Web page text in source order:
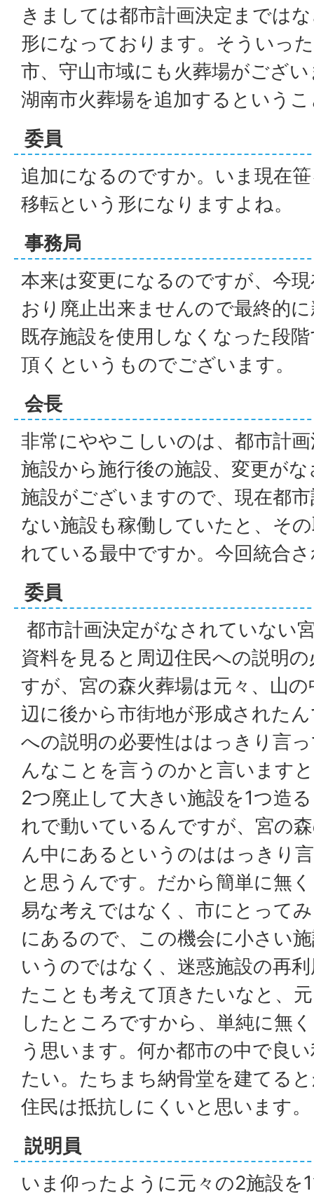
きましては都市計画決定までは
形になっております。そういっ
市、守山市域にも火葬場がござ
湖南市火葬場を追加するという
委員
追加になるのですか。いま現在
移転という形になりますよね。
事務局
本来は変更になるのですが、今
おり廃止出来ませんので最終的
既存施設を使用しなくなった段
頂くというものでございます。
会長
非常にややこしいのは、都市計
施設から施行後の施設、変更が
施設がございますので、現在都
ない施設も稼働していたと、そ
れている最中ですか。今回統合
委員
都市計画決定がなされていない
資料を見ると周辺住民への説明
すが、宮の森火葬場は元々、山
辺に後から市街地が形成された
への説明の必要性ははっきり言
んなことを言うのかと言います
2つ廃止して大きい施設を1つ造
れで動いているんですが、宮の
ん中にあるというのははっきり
と思うんです。だから簡単に無
易な考えではなく、市にとって
にあるので、この機会に小さい
いうのではなく、迷惑施設の再
たことも考えて頂きたいなと、
したところですから、単純に無
う思います。何か都市の中で良
たい。たちまち納骨堂を建てる
住民は抵抗しにくいと思います。
説明員
いま仰ったように元々の2施設を